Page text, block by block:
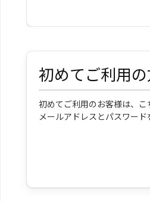
初めてご利用
初めてご利用のお客様は、こ
メールアドレスとパスワード